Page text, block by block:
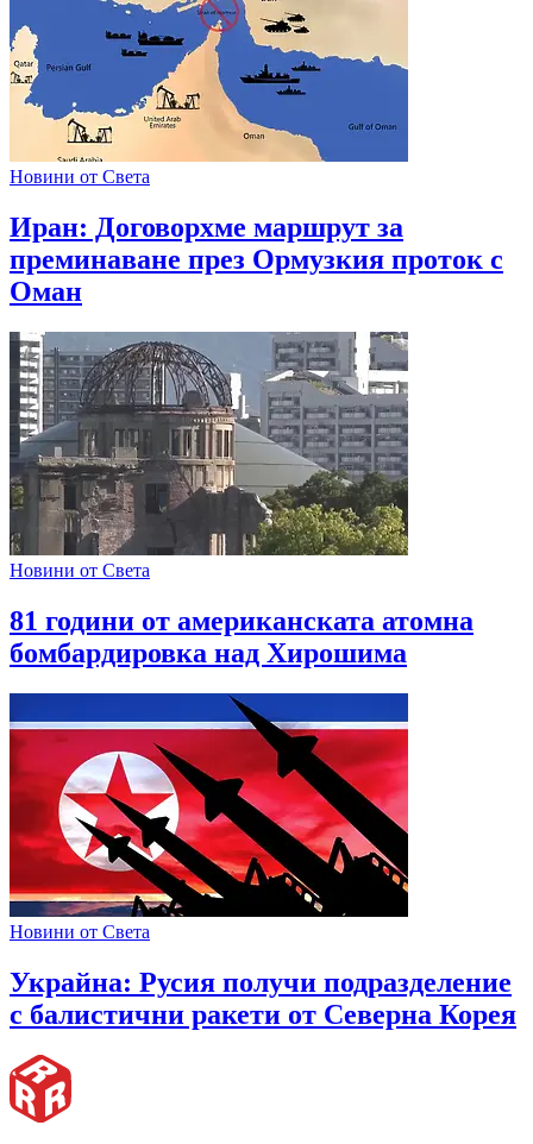
Новини от Света
Иран: Договорхме маршрут за
преминаване през Ормузкия проток с
Оман
Новини от Света
81 години от американската атомна
бомбардировка над Хирошима
Новини от Света
Украйна: Русия получи подразделение
с балистични ракети от Северна Корея